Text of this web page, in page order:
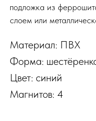
подложка из
слоем или
Материал: ПВХ
Форма:
Цвет: синий
Магнитов: 4